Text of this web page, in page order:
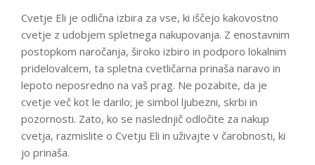
Cvetje Eli je odlična izbira za vse, ki iščejo kakovostno
cvetje z udobjem spletnega nakupovanja. Z enostavnim
postopkom naročanja, široko izbiro in podporo lokalnim
pridelovalcem, ta spletna cvetličarna prinaša naravo in
lepoto neposredno na vaš prag. Ne pozabite, da je
cvetje več kot le darilo; je simbol ljubezni, skrbi in
pozornosti. Zato, ko se naslednjič odločite za nakup
cvetja, razmislite o Cvetju Eli in uživajte v čarobnosti, ki
jo prinaša.